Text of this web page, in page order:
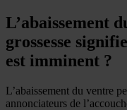
L’abaissement
grossesse
est imminent ?
L’abaissement du ventre
annonciateurs de